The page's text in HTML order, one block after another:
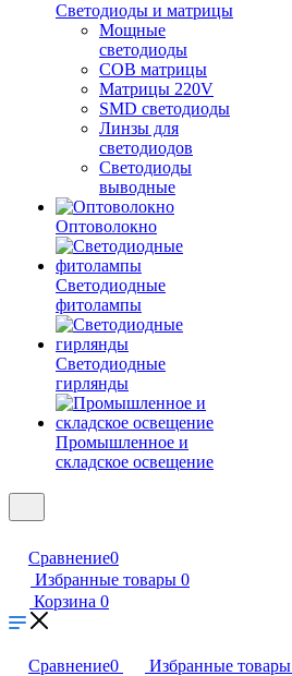
Светодиоды и матрицы
Мощные
светодиоды
COB матрицы
Матрицы 220V
SMD светодиоды
Линзы для
светодиодов
Светодиоды
выводные
Оптоволокно
Светодиодные
фитолампы
Светодиодные
гирлянды
Промышленное и
складское освещение
Сравнение0
Избранные товары 0
Корзина 0
Сравнение0 Избранные товары